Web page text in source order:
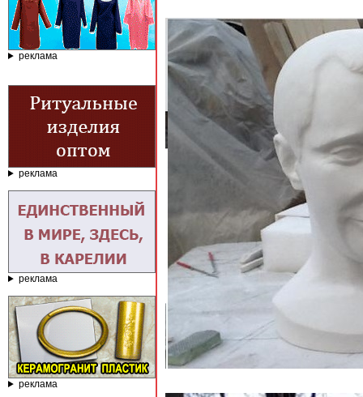
реклама
реклама
реклама
реклама